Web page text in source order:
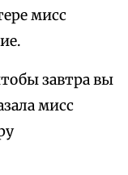
мисс
завтра вы
мисс